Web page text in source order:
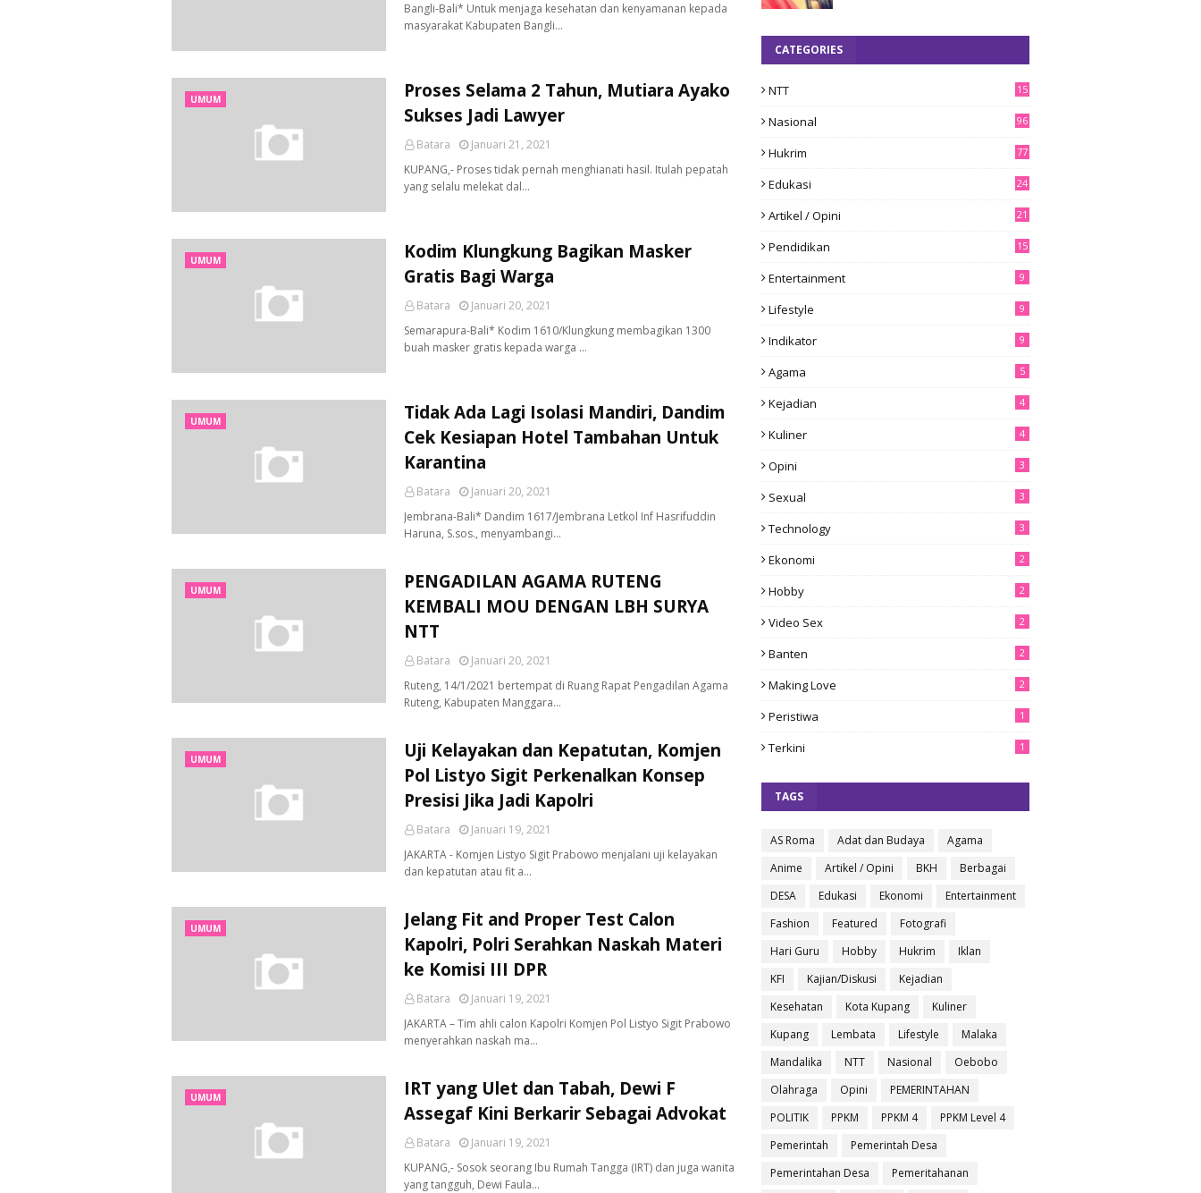
Bangli-Bali* Untuk menjaga kesehatan dan kenyamanan kepada
masyarakat Kabupaten Bangli…
UMUM
Proses Selama 2 Tahun, Mutiara Ayako
Sukses Jadi Lawyer
Batara
Januari 21, 2021
KUPANG,- Proses tidak pernah menghianati hasil. Itulah pepatah
yang selalu melekat dal…
UMUM
Kodim Klungkung Bagikan Masker
Gratis Bagi Warga
Batara
Januari 20, 2021
Semarapura-Bali* Kodim 1610/Klungkung membagikan 1300
buah masker gratis kepada warga …
UMUM
Tidak Ada Lagi Isolasi Mandiri, Dandim
Cek Kesiapan Hotel Tambahan Untuk
Karantina
Batara
Januari 20, 2021
Jembrana-Bali* Dandim 1617/Jembrana Letkol Inf Hasrifuddin
Haruna, S.sos., menyambangi…
UMUM
PENGADILAN AGAMA RUTENG
KEMBALI MOU DENGAN LBH SURYA
NTT
Batara
Januari 20, 2021
Ruteng, 14/1/2021 bertempat di Ruang Rapat Pengadilan Agama
Ruteng, Kabupaten Manggara…
UMUM
Uji Kelayakan dan Kepatutan, Komjen
Pol Listyo Sigit Perkenalkan Konsep
Presisi Jika Jadi Kapolri
Batara
Januari 19, 2021
JAKARTA - Komjen Listyo Sigit Prabowo menjalani uji kelayakan
dan kepatutan atau fit a…
UMUM
Jelang Fit and Proper Test Calon
Kapolri, Polri Serahkan Naskah Materi
ke Komisi III DPR
Batara
Januari 19, 2021
JAKARTA – Tim ahli calon Kapolri Komjen Pol Listyo Sigit Prabowo
menyerahkan naskah ma…
UMUM
IRT yang Ulet dan Tabah, Dewi F
Assegaf Kini Berkarir Sebagai Advokat
Batara
Januari 19, 2021
KUPANG,- Sosok seorang Ibu Rumah Tangga (IRT) dan juga wanita
yang tangguh, Dewi Faula…
CATEGORIES
NTT
15
Nasional 96
Hukrim 77
Edukasi 24
Artikel / Opini 21
Pendidikan 15
Entertainment 9
Lifestyle 9
Indikator 9
Agama 5
Kejadian 4
Kuliner 4
Opini 3
Sexual 3
Technology 3
Ekonomi 2
Hobby 2
Video Sex 2
Banten 2
Making Love 2
Peristiwa 1
Terkini 1
TAGS
AS Roma Adat dan Budaya
Agama
Anime
Artikel / Opini BKH
Berbagai
DESA
Edukasi Ekonomi
Entertainment
Fashion
Featured
Fotografi
Hari Guru
Hobby Hukrim
Iklan
KFI
Kajian/Diskusi
Kejadian
Kesehatan
Kota Kupang
Kuliner
Kupang
Lembata Lifestyle
Malaka
Mandalika
NTT Nasional
Oebobo
Olahraga
Opini
PEMERINTAHAN
POLITIK
PPKM PPKM 4
PPKM Level 4
Pemerintah
Pemerintah Desa
Pemerintahan Desa
Pemeritahanan